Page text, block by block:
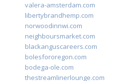
valera-amsterdam.com
libertybrandhemp.com
norwoodinnwi.com
neighboursmarket.com
blackanguscareers.com
bolesfororegon.com
bodega-ole.com
thestreamlinerlounge.com